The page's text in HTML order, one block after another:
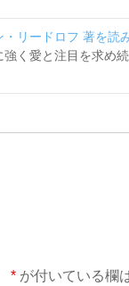
リードロフ 著を読
く愛と注目を求め
* が付いている欄